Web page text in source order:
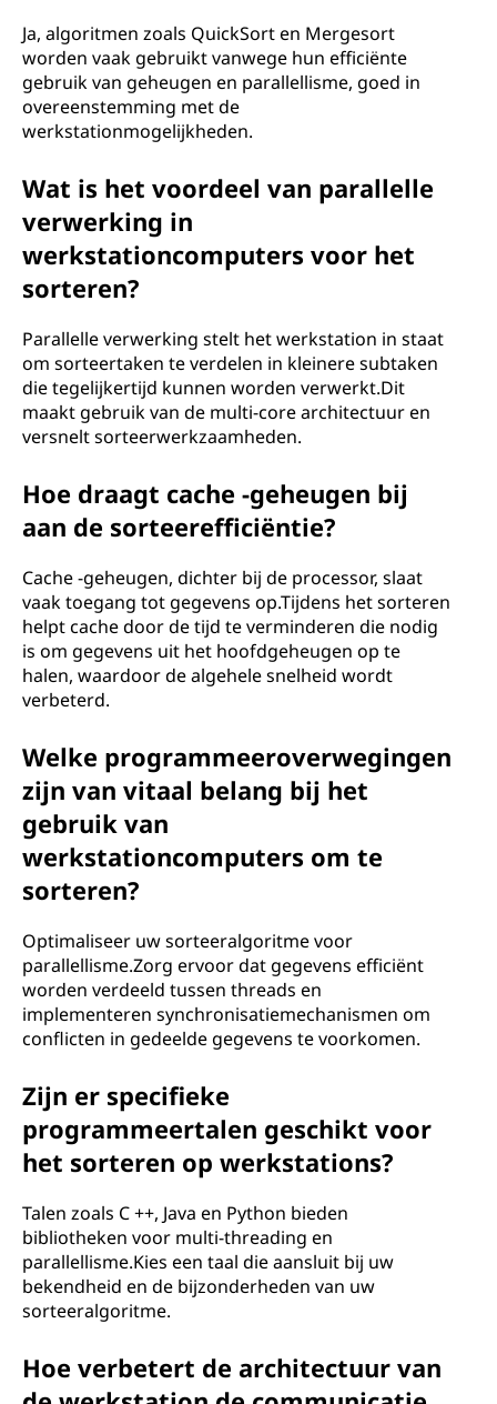
Ja, algoritmen zoals QuickSort en Mergesort
worden vaak gebruikt vanwege hun efficiënte
gebruik van geheugen en parallellisme, goed in
overeenstemming met de
werkstationmogelijkheden.
Wat is het voordeel van parallelle
verwerking in
werkstationcomputers voor het
sorteren?
Parallelle verwerking stelt het werkstation in staat
om sorteertaken te verdelen in kleinere subtaken
die tegelijkertijd kunnen worden verwerkt.Dit
maakt gebruik van de multi-core architectuur en
versnelt sorteerwerkzaamheden.
Hoe draagt ​​cache -geheugen bij
aan de sorteerefficiëntie?
Cache -geheugen, dichter bij de processor, slaat
vaak toegang tot gegevens op.Tijdens het sorteren
helpt cache door de tijd te verminderen die nodig
is om gegevens uit het hoofdgeheugen op te
halen, waardoor de algehele snelheid wordt
verbeterd.
Welke programmeeroverwegingen
zijn van vitaal belang bij het
gebruik van
werkstationcomputers om te
sorteren?
Optimaliseer uw sorteeralgoritme voor
parallellisme.Zorg ervoor dat gegevens efficiënt
worden verdeeld tussen threads en
implementeren synchronisatiemechanismen om
conflicten in gedeelde gegevens te voorkomen.
Zijn er specifieke
programmeertalen geschikt voor
het sorteren op werkstations?
Talen zoals C ++, Java en Python bieden
bibliotheken voor multi-threading en
parallellisme.Kies een taal die aansluit bij uw
bekendheid en de bijzonderheden van uw
sorteeralgoritme.
Hoe verbetert de architectuur van